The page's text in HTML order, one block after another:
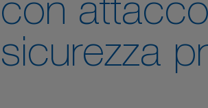
con
sicurezza